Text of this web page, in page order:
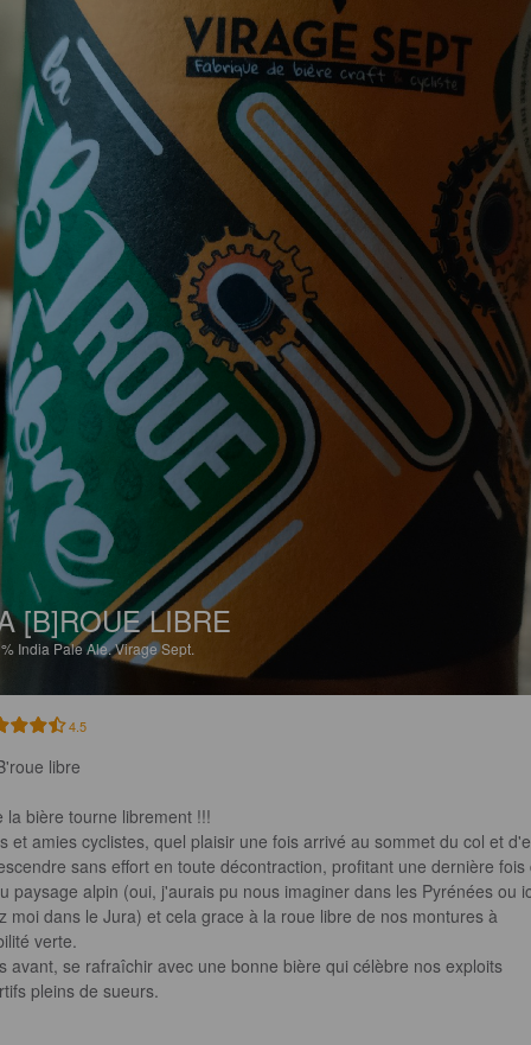
[B]ROUE LIBRE
India Pale Ale.Virage Sept.
4.5
libre
la bière tourne librement !!!
et amies cyclistes, quel plaisir une fois arrivé au sommet du col et
sans effort en toute décontraction, profitant une dernière
paysage alpin (oui, j'aurais pu nous imaginer dans les Pyrénées ou
moi dans le Jura) et cela grace à la roue libre de nos montures à
verte.
avant, se rafraîchir avec une bonne bière qui célèbre nos exploits
pleins de sueurs.